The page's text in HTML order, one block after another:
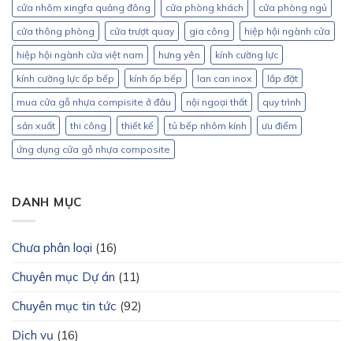
cửa nhôm xingfa quảng đông
cửa phòng khách
cửa phòng ngủ
cửa thông phòng
cửa trượt quay gia công
hiệp hội ngành cửa
hiệp hội ngành cửa việt nam
hưng yên
kính cường lực
kính cường lực ốp bếp
kính ốp bếp lan can inox
lắp đặt
mua cửa gỗ nhựa compisite ở đâu
nội ngoại thất
quy trình
sản xuất
thi công thiết kế tủ bếp nhôm kính
ưu điểm
ứng dụng cửa gỗ nhựa composite
DANH MỤC
Chưa phân loại (16)
Chuyên mục Dự án (11)
Chuyên mục tin tức (92)
Dịch vụ (16)